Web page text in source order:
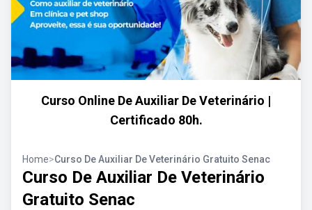
Curso Online De Auxiliar De Veterinário |
Certificado 80h.
Home>Curso De Auxiliar De Veterinário Gratuito Senac
Curso De Auxiliar De Veterinário
Gratuito Senac